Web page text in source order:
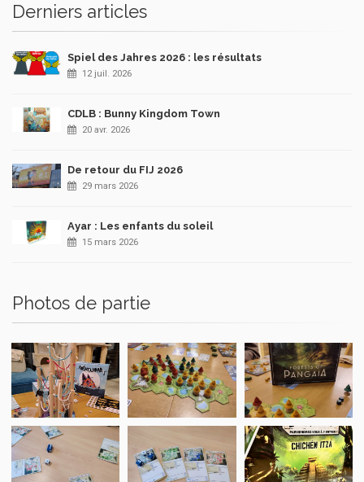
Derniers articles
Spiel des Jahres 2026 : les résultats
12 juil. 2026
CDLB : Bunny Kingdom Town
20 avr. 2026
De retour du FIJ 2026
29 mars 2026
Ayar : Les enfants du soleil
15 mars 2026
Photos de partie